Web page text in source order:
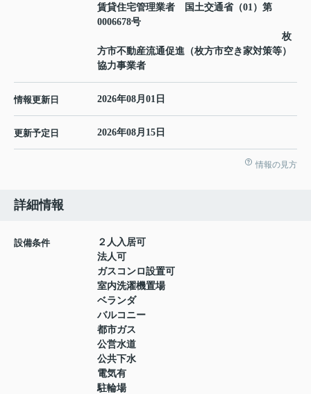
賃貸住宅管理業者 国土交通省（01）第
0006678号
枚
方市不動産流通促進（枚方市空き家対策等）
協力事業者
情報更新日 2026年08月01日
更新予定日 2026年08月15日
情報の見方
詳細情報
設備条件
２人入居可
法人可
ガスコンロ設置可
室内洗濯機置場
ベランダ
バルコニー
都市ガス
公営水道
公共下水
電気有
駐輪場